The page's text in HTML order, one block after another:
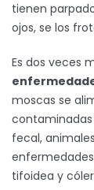
tienen
ojos, se los
Es dos veces
moscas se
fecal,
tifoidea y